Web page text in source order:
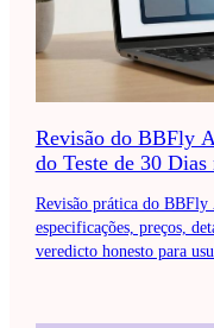
Revisão do BBFly
do Teste de 30
Revisão prática do
especificações, preços,
veredicto honesto para